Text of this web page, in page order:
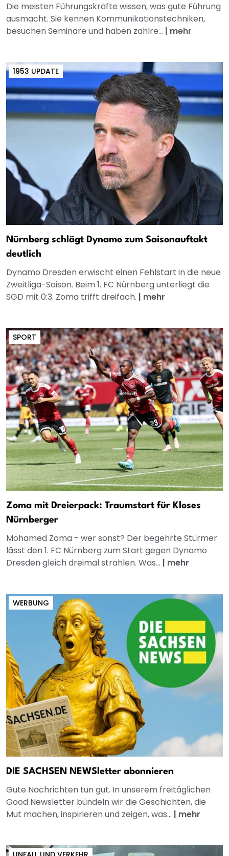
Die meisten Führungskräfte wissen, was gute Führung
ausmacht. Sie kennen Kommunikationstechniken,
besuchen Seminare und haben zahlre... | mehr
1953 UPDATE
Nürnberg schlägt Dynamo zum Saisonauftakt
deutlich
Dynamo Dresden erwischt einen Fehlstart in die neue
Zweitliga-Saison. Beim 1. FC Nürnberg unterliegt die
SGD mit 0:3. Zoma trifft dreifach. | mehr
SPORT
Zoma mit Dreierpack: Traumstart für Kloses
Nürnberger
Mohamed Zoma - wer sonst? Der begehrte Stürmer
lässt den 1. FC Nürnberg zum Start gegen Dynamo
Dresden gleich dreimal strahlen. Was... | mehr
WERBUNG
DIE SACHSEN NEWSletter abonnieren
Gute Nachrichten tun gut. In unserem freitäglichen
Good Newsletter bündeln wir die Geschichten, die
Mut machen, inspirieren und zeigen, was... | mehr